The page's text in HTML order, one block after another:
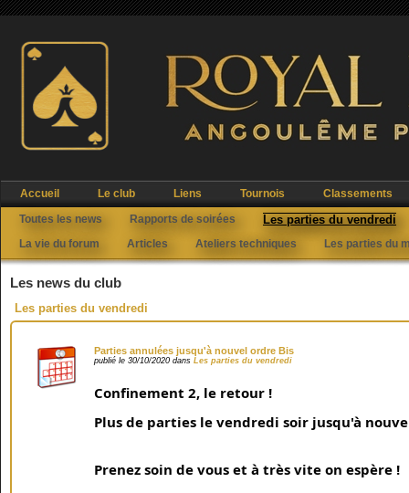
Accueil Le club Liens Tournois
Classements
Toutes les news
Rapports de soirées Les parties du vendredi
La vie du forum Articles Ateliers techniques Les parties du
Les news du club
Les parties du vendredi
Parties annulées jusqu'à nouvel ordre Bis
publié le 30/10/2020 dans Les parties du vendredi
Confinement 2, le retour !
Plus de parties le vendredi soir jusqu'à
Prenez soin de vous et à très vite on espère !